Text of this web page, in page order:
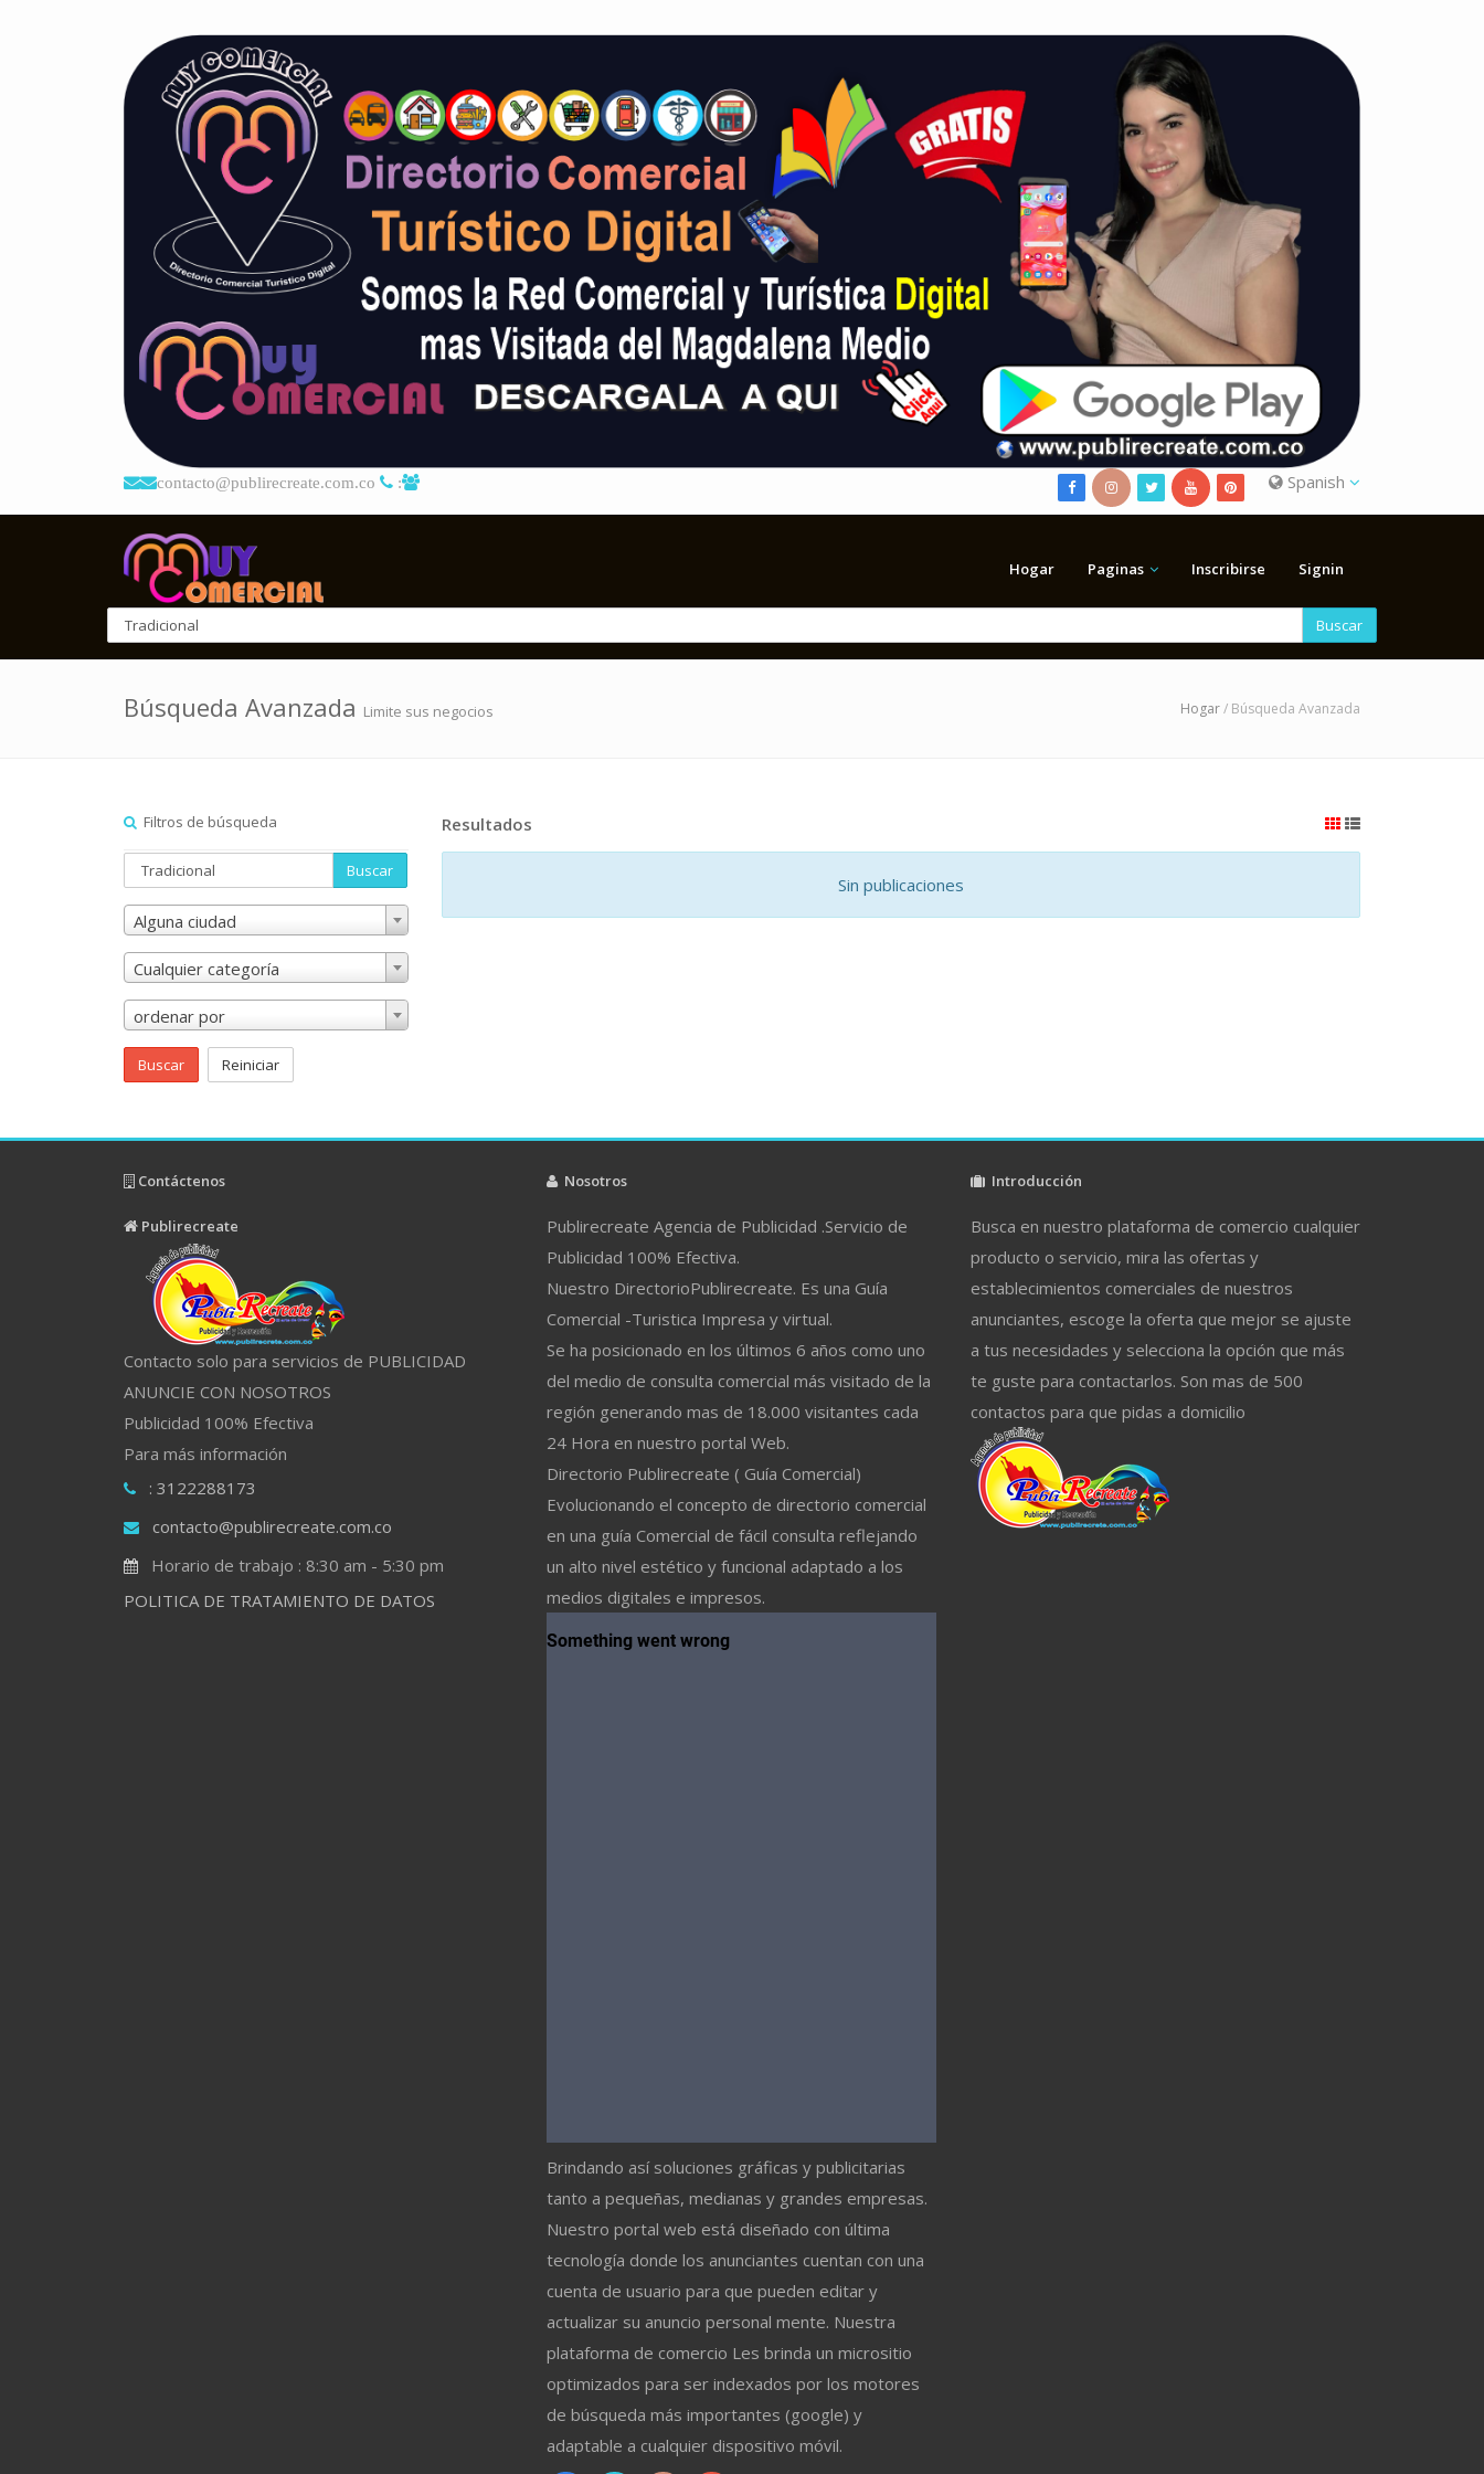
contacto@publirecreate.com.co : Spanish
Hogar Paginas Inscribirse Signin
Buscar
Búsqueda Avanzada Limite sus negocios Hogar/ Búsqueda Avanzada
Filtros de búsqueda
Buscar
Alguna ciudad
Cualquier categoría
ordenar por
Buscar Reiniciar
Resultados
Sin publicaciones
Contáctenos
Publirecreate
Contacto solo para servicios de PUBLICIDAD
ANUNCIE CON NOSOTROS
Publicidad 100% Efectiva
Para más información
: 3122288173
contacto@publirecreate.com.co
Horario de trabajo : 8:30 am - 5:30 pm
POLITICA DE TRATAMIENTO DE DATOS
Nosotros
Publirecreate Agencia de Publicidad .Servicio de
Publicidad 100% Efectiva.
Nuestro DirectorioPublirecreate. Es una Guía
Comercial -Turistica Impresa y virtual.
Se ha posicionado en los últimos 6 años como uno
del medio de consulta comercial más visitado de la
región generando mas de 18.000 visitantes cada
24 Hora en nuestro portal Web.
Directorio Publirecreate ( Guía Comercial)
Evolucionando el concepto de directorio comercial
en una guía Comercial de fácil consulta reflejando
un alto nivel estético y funcional adaptado a los
medios digitales e impresos.
Brindando así soluciones gráficas y publicitarias
tanto a pequeñas, medianas y grandes empresas.
Nuestro portal web está diseñado con última
tecnología donde los anunciantes cuentan con una
cuenta de usuario para que pueden editar y
actualizar su anuncio personal mente. Nuestra
plataforma de comercio Les brinda un micrositio
optimizados para ser indexados por los motores
de búsqueda más importantes (google) y
adaptable a cualquier dispositivo móvil.
Introducción
Busca en nuestro plataforma de comercio cualquier
producto o servicio, mira las ofertas y
establecimientos comerciales de nuestros
anunciantes, escoge la oferta que mejor se ajuste
a tus necesidades y selecciona la opción que más
te guste para contactarlos. Son mas de 500
contactos para que pidas a domicilio